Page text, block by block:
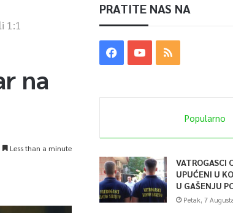
1:1
na
Less than a minute
PRATITE NAS NA
Popularno
VATROGASCI
UPUĆENI U
U GAŠENJU
Petak, 7